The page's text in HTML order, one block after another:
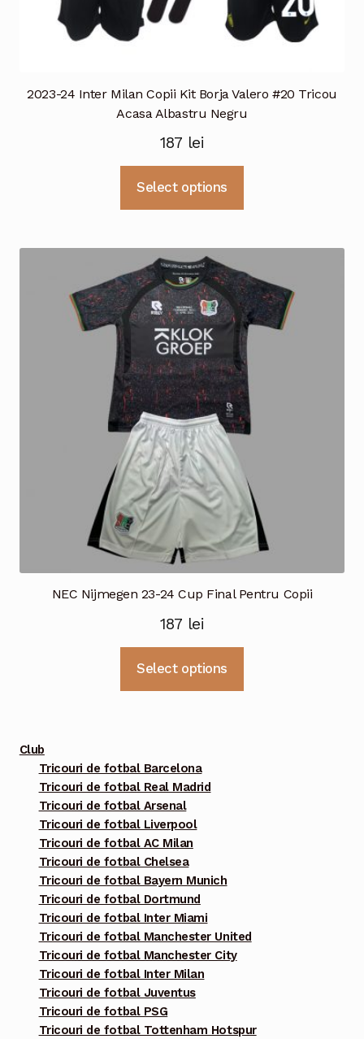
2023-24 Inter Milan Copii Kit Borja Valero #20 Tricou
Acasa Albastru Negru
187 lei
Select options
variații.
Opțiunile
pot
fi
alese
în
pagina
produsului.
NEC Nijmegen 23-24 Cup Final Pentru Copii
187 lei
Select options
Club
Tricouri de fotbal Barcelona
Tricouri de fotbal Real Madrid
Tricouri de fotbal Arsenal
Tricouri de fotbal Liverpool
Tricouri de fotbal AC Milan
Tricouri de fotbal Chelsea
Tricouri de fotbal Bayern Munich
Tricouri de fotbal Dortmund
Tricouri de fotbal Inter Miami
Tricouri de fotbal Manchester United
Tricouri de fotbal Manchester City
Tricouri de fotbal Inter Milan
Tricouri de fotbal Juventus
Tricouri de fotbal PSG
Tricouri de fotbal Tottenham Hotspur